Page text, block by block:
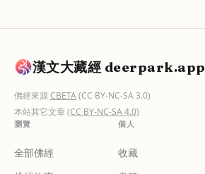
漢文大藏經 deerpark.app
佛經來源CBETA(CC BY-NC-SA 3.0)
本站其它文章(CC BY-NC-SA 4.0)
瀏覽
全部佛經
個人
收藏